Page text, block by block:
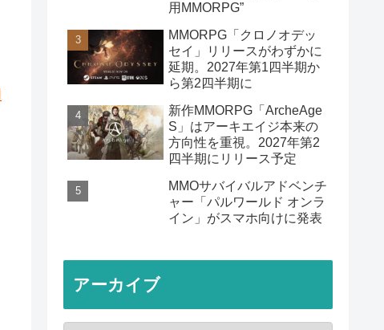
用MMORPG”
MMORPG「クロノオデッ
セイ」リリースがわずかに
延期。2027年第1四半期か
ら第2四半期に
新作MMORPG「ArcheAge
S」はアーキエイジ本来の
方向性を重視。2027年第2
四半期にリリース予定
MMOサバイバルアドベンチ
ャー「パルワールド オンラ
イン」がスマホ向けに発表
アーカイブ